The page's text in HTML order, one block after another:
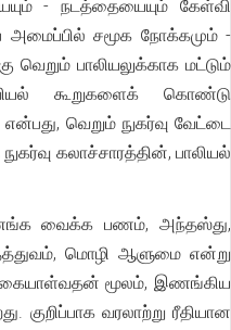
- நடத்தையையும் கேள்வி
அமைப்பில் சமூக நோக்கமும் -
வெறும் பாலியலுக்காக மட்டும்
கூறுகளைக் கொண்டு
வெறும் நுகர்வு வேட்டை
கலாச்சாரத்தின், பாலியல்
வைக்க பணம், அந்தஸ்து,
மொழி ஆளுமை என்று
மூலம், இணங்கிய
குறிப்பாக வரலாற்று ரீதியான